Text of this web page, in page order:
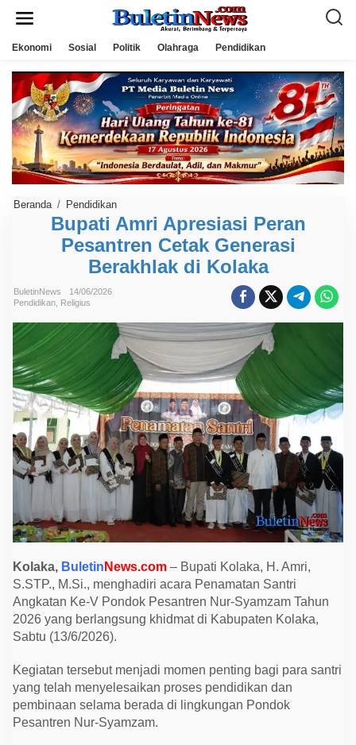
Ekonomi Sosial Politik Olahraga Pendidikan
Beranda / Pendidikan
u
p
a
t
i
A
A
p
e
s
i
a
s
P
e
r
a
n
P
a
r
e
n
C
e
t
e
e
r
s
Bupati Amri Apresiasi Peran
Pesantren Cetak Generasi
Berakhlak di Kolaka
BuletinNews
14/06/2026
Pendidikan Religius
Kolaka, Buletin News.com – Bupati Kolaka, H. Amri,
S.STP., M.Si., menghadiri acara Penamatan Santri
Angkatan Ke-V Pondok Pesantren Nur-Syamzam Tahun
2026 yang berlangsung khidmat di Kabupaten Kolaka,
Sabtu (13/6/2026).
Kegiatan tersebut menjadi momen penting bagi para santri
yang telah menyelesaikan proses pendidikan dan
pembinaan selama berada di lingkungan Pondok
Pesantren Nur-Syamzam.